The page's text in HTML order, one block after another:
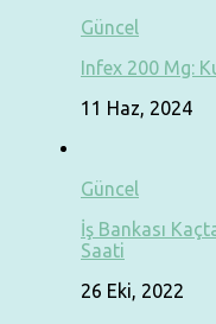
Güncel
Infex 200 Mg:
11 Haz, 2024
Güncel
İş Bankası
Saati
26 Eki, 2022